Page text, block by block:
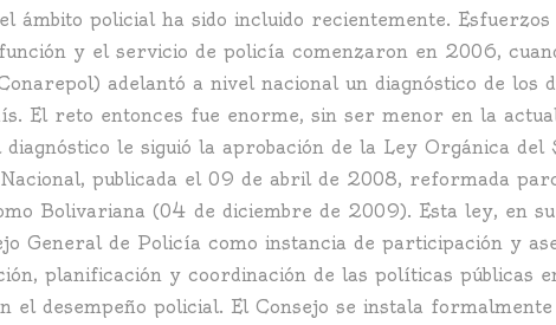
ámbito policial ha sido incluido recientemente.
y el servicio de policía comenzaron en 2006,
adelantó a nivel nacional un diagnóstico de los
El reto entonces fue enorme, sin ser menor en la
le siguió la aprobación de la Ley Orgánica
publicada el 09 de abril de 2008, reformada
Bolivariana (04 de diciembre de 2009). Esta ley, en
General de Policía como instancia de participación y
planificación y coordinación de las políticas públicas
el desempeño policial. El Consejo se instala